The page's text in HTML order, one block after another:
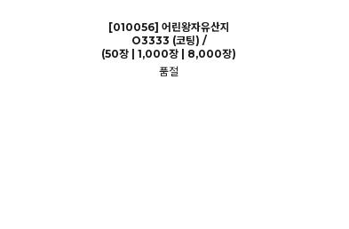
[010056] 어린왕자유산지
O3333 (코팅) /
(50장 | 1,000장 | 8,000장)
품절